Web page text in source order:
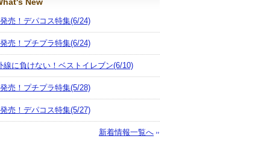
New
売！デパコス特集(6/24)
売！プチプラ特集(6/24)
線に負けない！ベストイレブン(6/10)
売！プチプラ特集(5/28)
売！デパコス特集(5/27)
新着情報一覧へ